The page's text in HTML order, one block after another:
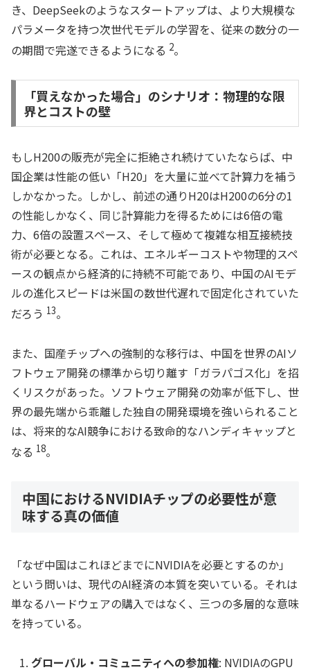
き、DeepSeekのようなスタートアップは、より大規模な
パラメータを持つ次世代モデルの学習を、従来の数分の一
の期間で完遂できるようになる 2。
「買えなかった場合」のシナリオ：物理的な限
界とコストの壁
もしH200の販売が完全に拒絶され続けていたならば、中
国企業は性能の低い「H20」を大量に並べて計算力を補う
しかなかった。しかし、前述の通りH20はH200の6分の1
の性能しかなく、同じ計算能力を得るためには6倍の電
力、6倍の設置スペース、そして極めて複雑な相互接続技
術が必要となる。これは、エネルギーコストや物理的スペ
ースの観点から経済的に持続不可能であり、中国のAIモデ
ルの進化スピードは米国の数世代遅れで固定化されていた
だろう 13。
また、国産チップへの強制的な移行は、中国を世界のAIソ
フトウェア開発の標準から切り離す「ガラパゴス化」を招
くリスクがあった。ソフトウェア開発の効率が低下し、世
界の最先端から乖離した独自の開発環境を強いられること
は、将来的なAI競争における致命的なハンディキャップと
なる 18。
中国におけるNVIDIAチップの必要性が意
味する真の価値
「なぜ中国はこれほどまでにNVIDIAを必要とするのか」
という問いは、現代のAI経済の本質を突いている。それは
単なるハードウェアの購入ではなく、三つの多層的な意味
を持っている。
グローバル・コミュニティへの参加権: NVIDIAのGPU